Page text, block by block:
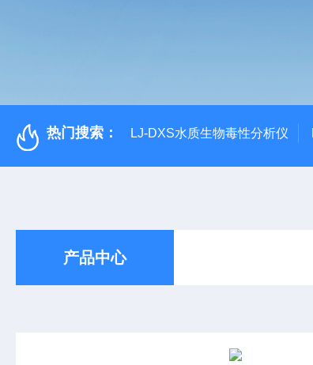
热门搜索： LJ-DXS水质生物毒性分析仪
产品中心